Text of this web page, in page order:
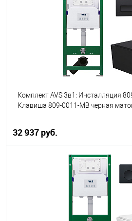
Комплект AVS 3в1: Инсталляция
Клавиша 809-0011-MB черная
32 937 руб.
В корзину